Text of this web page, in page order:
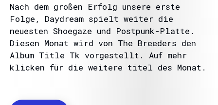
Nach dem großen Erfolg unsere erste
Folge, Daydream spielt weiter die
neuesten Shoegaze und Postpunk-Platte.
Diesen Monat wird von The Breeders den
Album Title Tk vorgestellt. Auf mehr
klicken für die weitere titel des Monat.